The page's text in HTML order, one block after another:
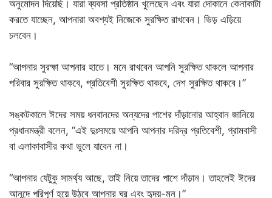
অনুমোদন দিয়েছি। যারা ব্যবসা প্রতিষ্ঠান খুলেছেন এবং যারা দোকানে কেনাকাটা
করতে যাচ্ছেন, আপনারা অবশ্যই নিজেকে সুরক্ষিত রাখবেন। ভিড় এড়িয়ে
চলবেন।
“আপনার সুরক্ষা আপনার হাতে। মনে রাখবেন আপনি সুরক্ষিত থাকলে আপনার
পরিবার সুরক্ষিত থাকবে, প্রতিবেশী সুরক্ষিত থাকবে, দেশ সুরক্ষিত থাকবে।”
সঙ্কটকালে ঈদের সময় ধনবানদের অন্যদের পাশের দাঁড়ানোর আহ্বান জানিয়ে
প্রধানমন্ত্রী বলেন, “এই দুঃসময়ে আপনি আপনার দরিদ্র প্রতিবেশী, গ্রামবাসী
বা এলাকাবাসীর কথা ভুলে যাবেন না।
“আপনার যেটুকু সামর্থ্য আছে, তাই নিয়ে তাদের পাশে দাঁড়ান। তাহলেই ঈদের
আনন্দে পরিপূর্ণ হয়ে উঠবে আপনার ঘর এবং হৃদয়-মন।”